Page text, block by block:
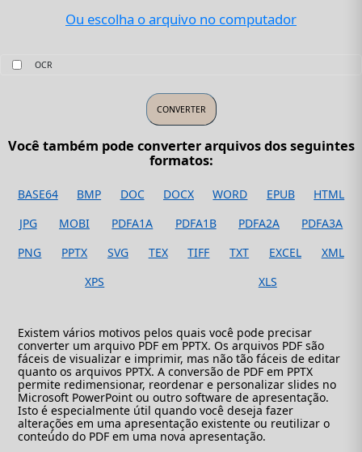
Ou escolha o arquivo no computador
OCR
Você também pode converter arquivos dos seguintes
formatos:
BASE64 BMP DOC DOCX WORD EPUB
HTML
JPG
MOBI PDFA1A PDFA1B PDFA2A
PDFA3A
PNG
PPTX SVG TEX TIFF TXT EXCEL
XML
XPS
XLS
Existem vários motivos pelos quais você pode precisar
converter um arquivo PDF em PPTX. Os arquivos PDF são
fáceis de visualizar e imprimir, mas não tão fáceis de editar
quanto os arquivos PPTX. A conversão de PDF em PPTX
permite redimensionar, reordenar e personalizar slides no
Microsoft PowerPoint ou outro software de apresentação.
Isto é especialmente útil quando você deseja fazer
alterações em uma apresentação existente ou reutilizar o
conteúdo do PDF em uma nova apresentação.